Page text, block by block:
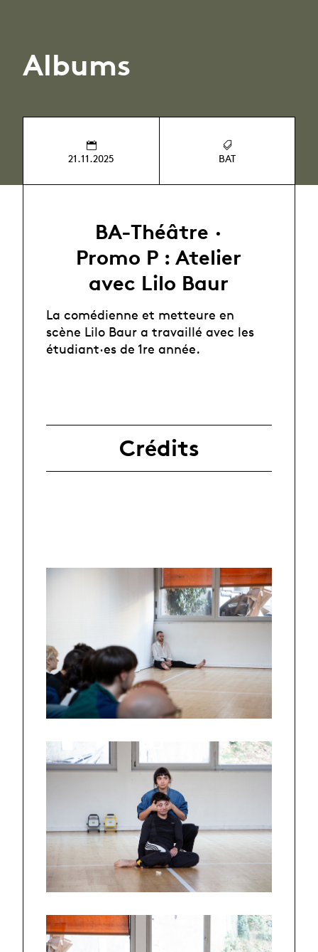
Albums
21.11.2025 BAT
BA-Théâtre ·
Promo P : Atelier
avec Lilo Baur
La comédienne et metteure en
scène Lilo Baur a travaillé avec les
étudiant·es de 1re année.
Crédits